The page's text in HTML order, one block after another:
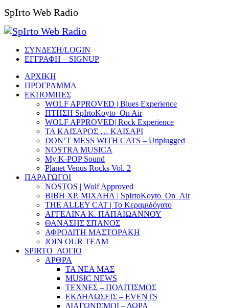
SpIrto Web Radio
ΣΥΝΔΕΣΗ/LOGIN
ΕΓΓΡΑΦΗ – SIGNUP
ΑΡΧΙΚΗ
ΠΡΟΓΡΑΜΜΑ
ΕΚΠΟΜΠΕΣ
WOLF APPROVED | Blues Experience
ΠΤΗΣΗ SpIrtoKoyto_On Air
WOLF APPROVED| Rock Experience
ΤΑ ΚΑΙΣΑΡΟΣ … ΚΑΙΣΑΡΙ
DON’T MESS WITH CATS – Unplugged
NOSTRA MUSICA
My K-POP Sound
Planet Venus Rocks Vol. 2
ΠΑΡΑΓΩΓΟΙ
NOSTOS | Wolf Approved
ΒΙΒΗ ΧΡ. ΜΙΧΑΗΛ | SpIrtoKoyto_On_Air
THE ALLEY CAT | Το Κεραμιδόγατο
ΑΓΓΕΛΙΝΑ Κ. ΠΑΠΑΙΩΑΝΝΟΥ
ΘΑΝΑΣΗΣ ΣΠΑΝΟΣ
ΑΦΡΟΔΙΤΗ ΜΑΣΤΟΡΑΚΗ
JOIN OUR TEAM
SPIRTO_ΛΟΓΙΟ
ΑΡΘΡΑ
ΤΑ ΝΕΑ ΜΑΣ
MUSIC NEWS
ΤΕΧΝΕΣ – ΠΟΛΙΤΙΣΜΟΣ
ΕΚΔΗΛΩΣΕΙΣ – EVENTS
ΔΙΑΓΩΝΙΣΜΟΙ – ΔΩΡΑ